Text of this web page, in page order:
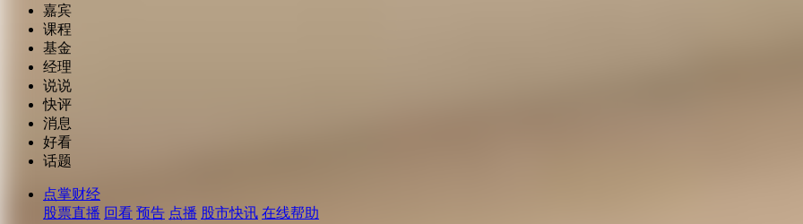
嘉宾
课程
基金
经理
说说
快评
消息
好看
话题
点掌财经
股票直播 回看 预告 点播 股市快讯 在线帮助